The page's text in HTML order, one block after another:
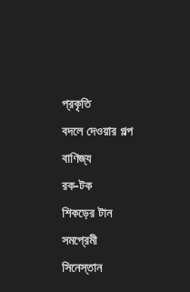
প্রকৃতি
বদলে দেওয়ার গল্প
বাণিজ্য
রক-টক
শিকড়ের টান
সমপ্রেমী
সিনেস্তান